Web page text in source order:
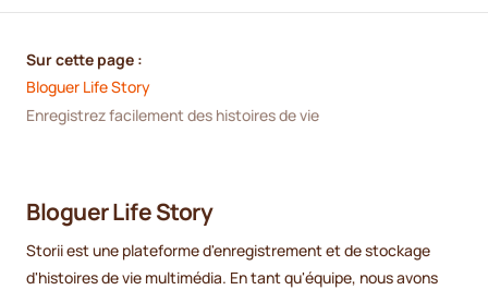
Sur cette page :
Bloguer Life Story
Enregistrez facilement des histoires de vie
Bloguer Life Story
Storii est une plateforme d'enregistrement et de stockage
d'histoires de vie multimédia. En tant qu'équipe, nous avons